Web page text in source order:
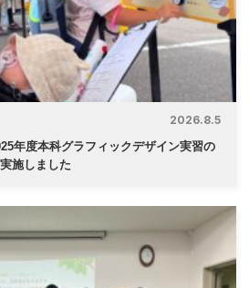
2026.8.5
年度本科グラフィックデザイン実習の
施しました